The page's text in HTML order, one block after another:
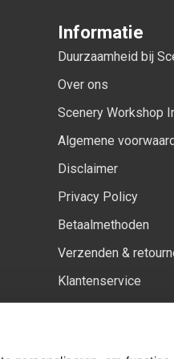
Informatie
Duurzaamheid bij
Over ons
Scenery Workshop
Algemene
Disclaimer
Privacy Policy
Betaalmethoden
Verzenden &
Klantenservice